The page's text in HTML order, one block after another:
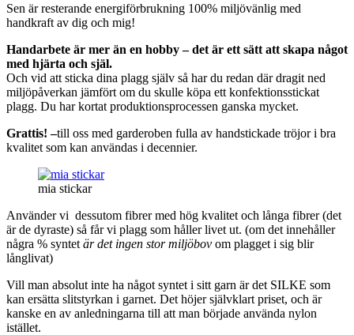
Sen är resterande energiförbrukning 100% miljövänlig med
handkraft av dig och mig!
Handarbete är mer än en hobby – det är ett sätt att skapa något
med hjärta och själ.
Och vid att sticka dina plagg själv så har du redan där dragit ned
miljöpåverkan jämfört om du skulle köpa ett konfektionsstickat
plagg. Du har kortat produktionsprocessen ganska mycket.
Grattis! –till oss med garderoben fulla av handstickade tröjor i bra
kvalitet som kan användas i decennier.
mia stickar
Använder vi dessutom fibrer med hög kvalitet och långa fibrer (det
är de dyraste) så får vi plagg som håller livet ut. (om det innehåller
några % syntet är det ingen stor miljöbov om plagget i sig blir
långlivat)
Vill man absolut inte ha något syntet i sitt garn är det SILKE som
kan ersätta slitstyrkan i garnet. Det höjer självklart priset, och är
kanske en av anledningarna till att man började använda nylon
istället.